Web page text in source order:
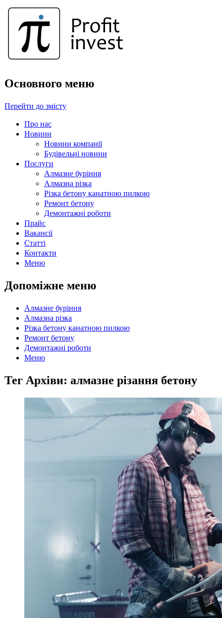
Основного меню
Перейти до змісту
Про нас
Новини
Новини компанії
Будівельні новини
Послуги
Алмазне буріння
Алмазна різка
Різка бетону канатною пилкою
Ремонт бетону
Демонтажні роботи
Прайс
Вакансії
Статті
Контакти
Меню
Допоміжне меню
Алмазне буріння
Алмазна різка
Різка бетону канатною пилкою
Ремонт бетону
Демонтажні роботи
Меню
Тег Архіви: алмазне різання бетону